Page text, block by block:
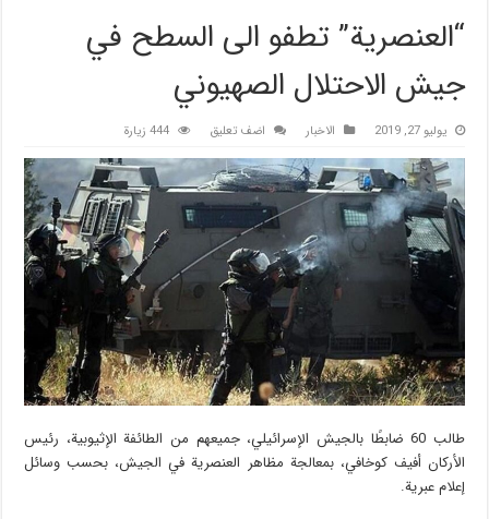
“العنصرية” تطفو الى السطح في
جيش الاحتلال الصهيوني
يوليو 27, 2019 الاخبار اضف تعليق 444 زيارة
طالب 60 ضابطًا بالجيش الإسرائيلي، جميعهم من الطائفة الإثيوبية، رئيس
الأركان أفيف كوخافي، بمعالجة مظاهر العنصرية في الجيش، بحسب وسائل
إعلام عبرية.